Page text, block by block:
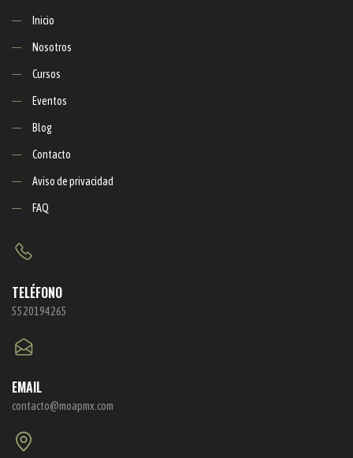
Inicio
Nosotros
Cursos
Eventos
Blog
Contacto
Aviso de privacidad
FAQ
TELÉFONO
5520194265
EMAIL
contacto@moapmx.com